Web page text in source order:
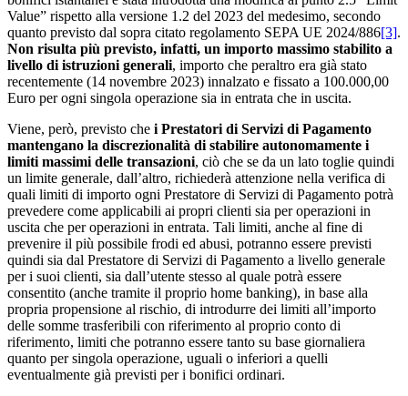
Value” rispetto alla versione 1.2 del 2023 del medesimo, secondo
quanto previsto dal sopra citato regolamento SEPA UE 2024/886[3].
Non risulta più previsto, infatti, un importo massimo stabilito a
livello di istruzioni generali, importo che peraltro era già stato
recentemente (14 novembre 2023) innalzato e fissato a 100.000,00
Euro per ogni singola operazione sia in entrata che in uscita.
Viene, però, previsto che i Prestatori di Servizi di Pagamento
mantengano la discrezionalità di stabilire autonomamente i
limiti massimi delle transazioni, ciò che se da un lato toglie quindi
un limite generale, dall’altro, richiederà attenzione nella verifica di
quali limiti di importo ogni Prestatore di Servizi di Pagamento potrà
prevedere come applicabili ai propri clienti sia per operazioni in
uscita che per operazioni in entrata. Tali limiti, anche al fine di
prevenire il più possibile frodi ed abusi, potranno essere previsti
quindi sia dal Prestatore di Servizi di Pagamento a livello generale
per i suoi clienti, sia dall’utente stesso al quale potrà essere
consentito (anche tramite il proprio home banking), in base alla
propria propensione al rischio, di introdurre dei limiti all’importo
delle somme trasferibili con riferimento al proprio conto di
riferimento, limiti che potranno essere tanto su base giornaliera
quanto per singola operazione, uguali o inferiori a quelli
eventualmente già previsti per i bonifici ordinari.